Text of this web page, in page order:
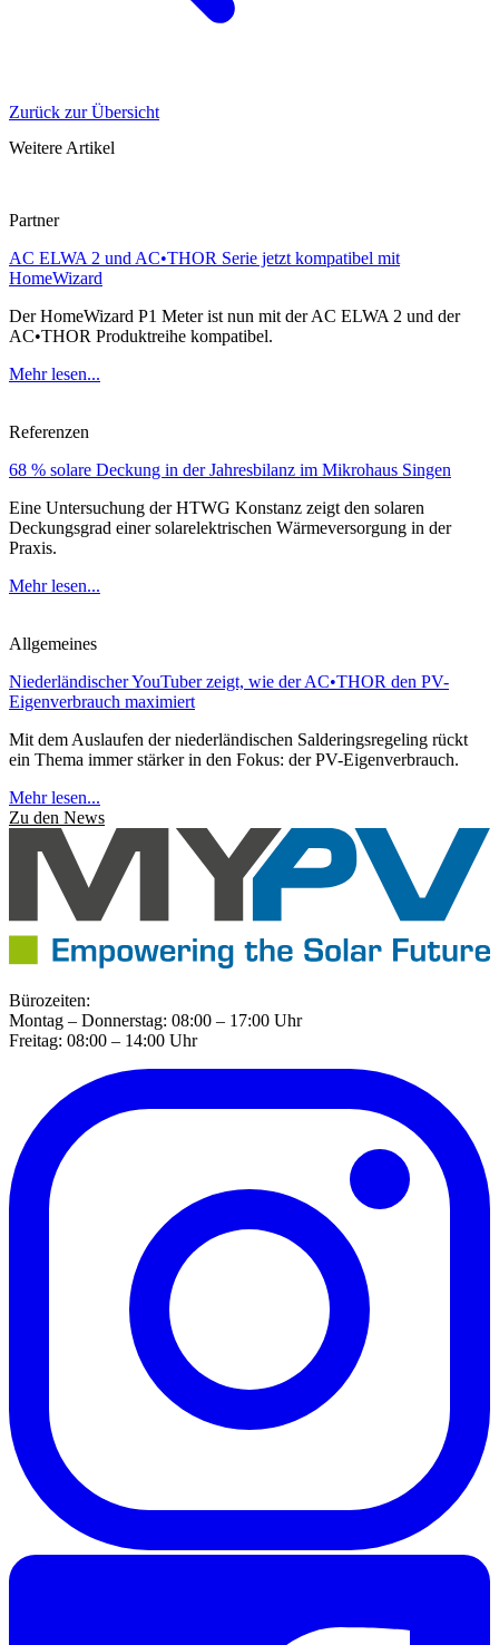
Zurück zur Übersicht
Weitere Artikel
Partner
AC ELWA 2 und AC•THOR Serie jetzt kompatibel mit
HomeWizard
Der HomeWizard P1 Meter ist nun mit der AC ELWA 2 und der
AC•THOR Produktreihe kompatibel.
Mehr lesen...
Referenzen
68 % solare Deckung in der Jahresbilanz im Mikrohaus Singen
Eine Untersuchung der HTWG Konstanz zeigt den solaren
Deckungsgrad einer solarelektrischen Wärmeversorgung in der
Praxis.
Mehr lesen...
Allgemeines
Niederländischer YouTuber zeigt, wie der AC•THOR den PV-
Eigenverbrauch maximiert
Mit dem Auslaufen der niederländischen Salderingsregeling rückt
ein Thema immer stärker in den Fokus: der PV-Eigenverbrauch.
Mehr lesen...
Zu den News
Bürozeiten:
Montag – Donnerstag: 08:00 – 17:00 Uhr
Freitag: 08:00 – 14:00 Uhr